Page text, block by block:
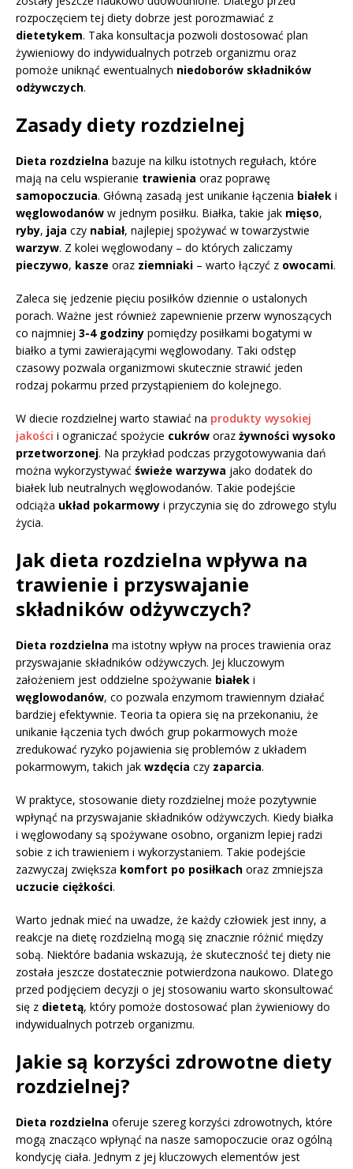
rozpoczęciem tej diety dobrze jest porozmawiać z
dietetykem. Taka konsultacja pozwoli dostosować plan
żywieniowy do indywidualnych potrzeb organizmu oraz
pomoże uniknąć ewentualnych niedoborów składników
odżywczych.
Zasady diety rozdzielnej
Dieta rozdzielna bazuje na kilku istotnych regułach, które
mają na celu wspieranie trawienia oraz poprawę
samopoczucia. Główną zasadą jest unikanie łączenia białek i
węglowodanów w jednym posiłku. Białka, takie jak mięso,
ryby, jaja czy nabiał, najlepiej spożywać w towarzystwie
warzyw. Z kolei węglowodany – do których zaliczamy
pieczywo, kasze oraz ziemniaki – warto łączyć z owocami.
Zaleca się jedzenie pięciu posiłków dziennie o ustalonych
porach. Ważne jest również zapewnienie przerw wynoszących
co najmniej 3-4 godziny pomiędzy posiłkami bogatymi w
białko a tymi zawierającymi węglowodany. Taki odstęp
czasowy pozwala organizmowi skutecznie strawić jeden
rodzaj pokarmu przed przystąpieniem do kolejnego.
W diecie rozdzielnej warto stawiać na produkty wysokiej
jakości i ograniczać spożycie cukrów oraz żywności wysoko
przetworzonej. Na przykład podczas przygotowywania dań
można wykorzystywać świeże warzywa jako dodatek do
białek lub neutralnych węglowodanów. Takie podejście
odciąża układ pokarmowy i przyczynia się do zdrowego stylu
życia.
Jak dieta rozdzielna wpływa na
trawienie i przyswajanie
składników odżywczych?
Dieta rozdzielna ma istotny wpływ na proces trawienia oraz
przyswajanie składników odżywczych. Jej kluczowym
założeniem jest oddzielne spożywanie białek i
węglowodanów, co pozwala enzymom trawiennym działać
bardziej efektywnie. Teoria ta opiera się na przekonaniu, że
unikanie łączenia tych dwóch grup pokarmowych może
zredukować ryzyko pojawienia się problemów z układem
pokarmowym, takich jak wzdęcia czy zaparcia.
W praktyce, stosowanie diety rozdzielnej może pozytywnie
wpłynąć na przyswajanie składników odżywczych. Kiedy białka
i węglowodany są spożywane osobno, organizm lepiej radzi
sobie z ich trawieniem i wykorzystaniem. Takie podejście
zazwyczaj zwiększa komfort po posiłkach oraz zmniejsza
uczucie ciężkości.
Warto jednak mieć na uwadze, że każdy człowiek jest inny, a
reakcje na dietę rozdzielną mogą się znacznie różnić między
sobą. Niektóre badania wskazują, że skuteczność tej diety nie
została jeszcze dostatecznie potwierdzona naukowo. Dlatego
przed podjęciem decyzji o jej stosowaniu warto skonsultować
się z dietetą, który pomoże dostosować plan żywieniowy do
indywidualnych potrzeb organizmu.
Jakie są korzyści zdrowotne diety
rozdzielnej?
Dieta rozdzielna oferuje szereg korzyści zdrowotnych, które
mogą znacząco wpłynąć na nasze samopoczucie oraz ogólną
kondycję ciała. Jednym z jej kluczowych elementów jest